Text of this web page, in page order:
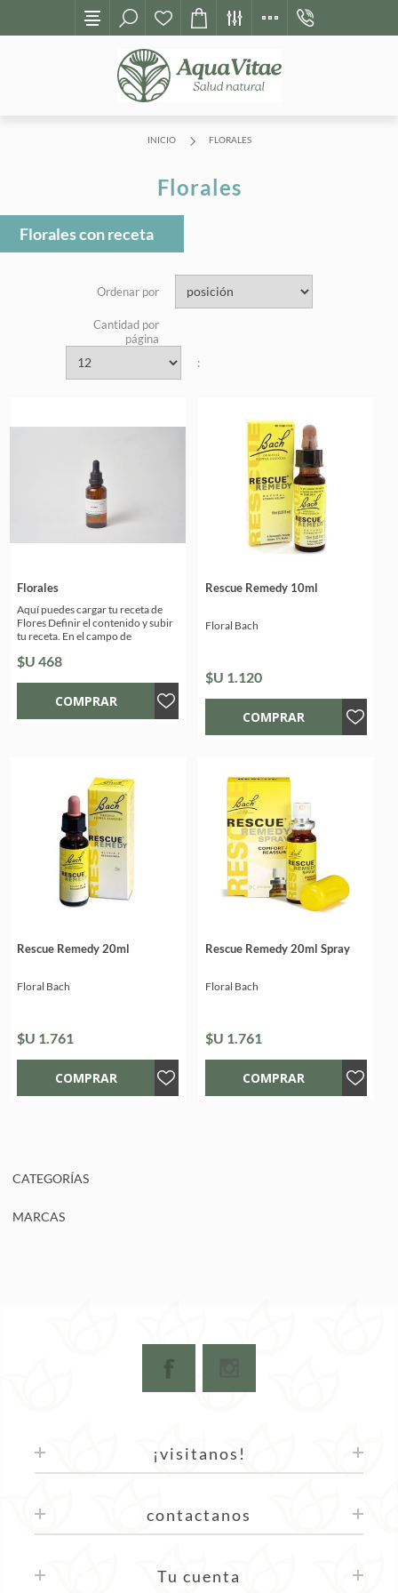
INICIO FLORALES
Florales
Florales con receta
Ordenar por
Cantidad por
página
:
Florales
Aquí puedes cargar tu receta de
Flores Definir el contenido y subir
tu receta. En el campo de
un comentario o una
$U 468
Rescue Remedy 10ml
Floral Bach
$U 1.120
Rescue Remedy 20ml
Floral Bach
$U 1.761
Rescue Remedy 20ml Spray
Floral Bach
$U 1.761
CATEGORÍAS
MARCAS
¡visitanos!
contactanos
Tu cuenta